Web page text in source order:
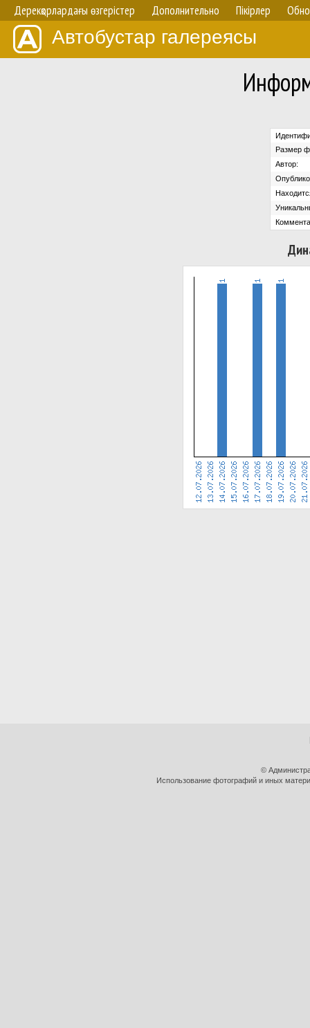
Дерекқорлардағы өзгерістер Дополнительно Пікірлер
Автобустар галереясы
Размер
Автор:
©
Использование фотографий и иных